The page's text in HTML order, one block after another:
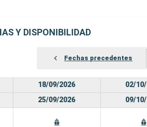
Y DISPONIBILIDAD
Fechas precedentes
18/09/2026
25/09/2026
02/
09/